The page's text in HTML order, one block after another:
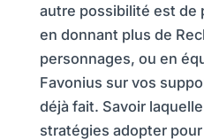
autre possibilité est de
en donnant plus de
personnages, ou en
Favonius sur vos
déjà fait. Savoir
stratégies adopter